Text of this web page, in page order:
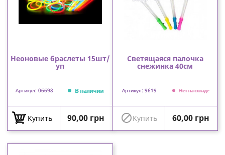
Неоновые браслеты 15шт/
уп
Артикул: 06698 В наличии
Купить Цена
90,00 грн
Светящаяся палочка
снежинка 40см
Артикул: 9619 Нет на складе
Купить Цена
60,00 грн